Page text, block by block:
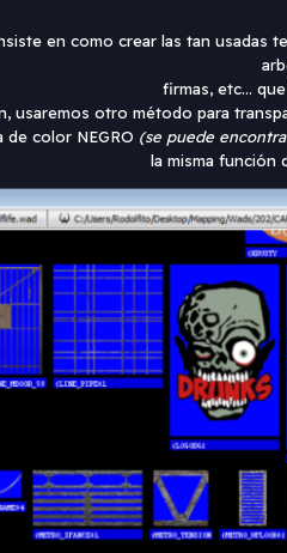
en como crear las tan usadas
firmas, etc...
usaremos otro método para
de color NEGRO (se puede
la misma función